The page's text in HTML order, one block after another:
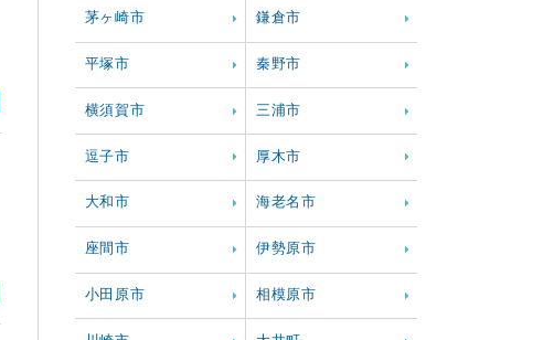
茅ヶ崎市 鎌倉市
平塚市 秦野市
横須賀市 三浦市
逗子市 厚木市
大和市 海老名市
座間市 伊勢原市
小田原市 相模原市